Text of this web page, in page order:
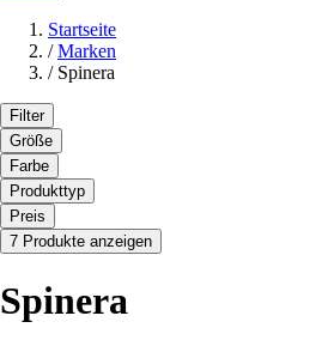
Startseite
/ Marken
/ Spinera
Filter
Größe
Farbe
Produkttyp
Preis
7 Produkte anzeigen
Spinera